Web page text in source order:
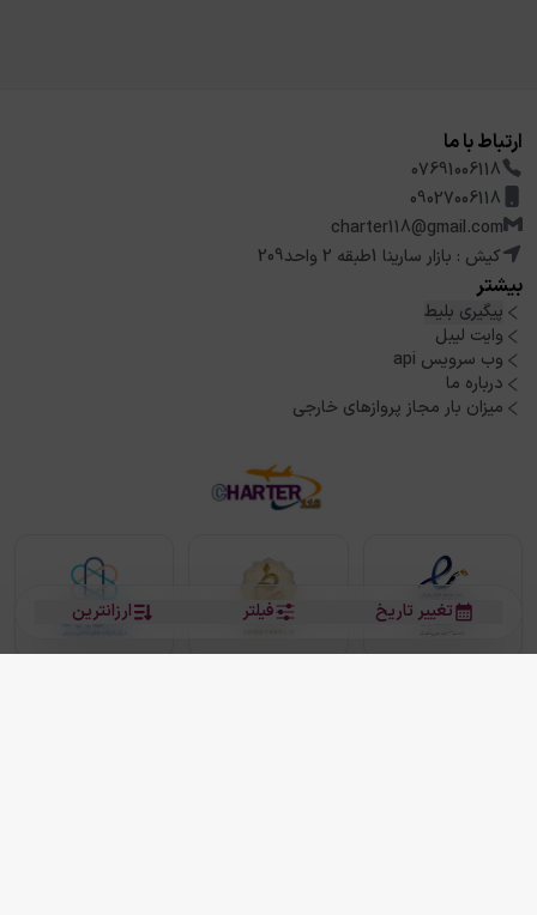
ارزانترین فیلتر تغییر تاریخ
ارتباط با ما
07691006118
09027006118
charter118@gmail.com
کیش : بازار سارینا 1طبقه 2 واحد209
بیشتر
پیگیری بلیط
وایت لیبل
وب سرویس api
درباره ما
میزان بار مجاز پروازهای خارجی